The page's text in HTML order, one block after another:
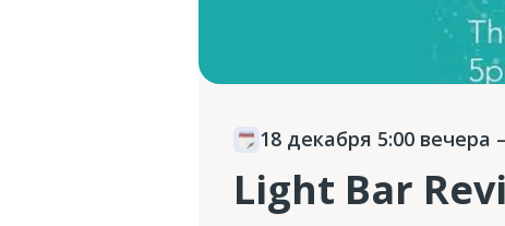
18 декабря 5:00 вечера
Light Bar